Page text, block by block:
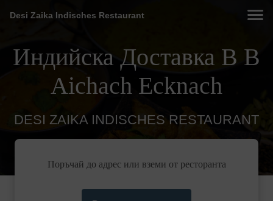
Desi Zaika Indisches Restaurant
Индийска Доставка В В
Aichach Ecknach
DESI ZAIKA INDISCHES RESTAURANT
Поръчай до адрес или вземи от ресторанта